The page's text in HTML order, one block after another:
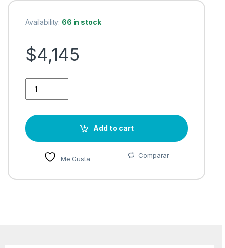
Availability: 66 in stock
$4,145
Add to cart
Me Gusta Comparar